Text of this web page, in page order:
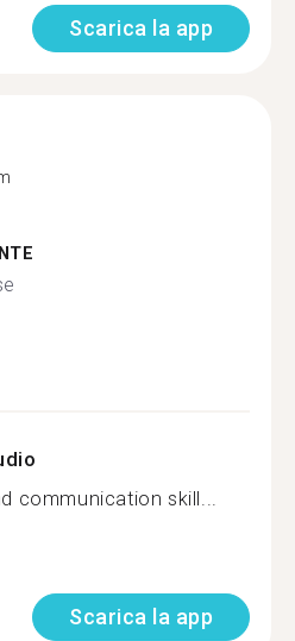
Scarica la app
communication skill...
Scarica la app